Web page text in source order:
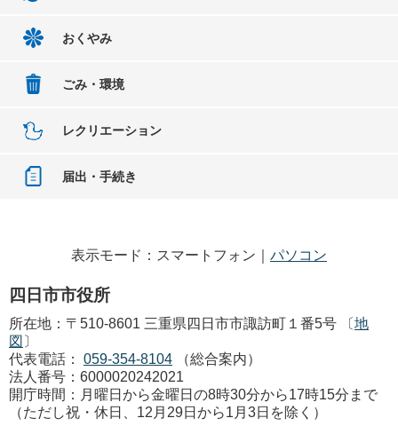
おくやみ
ごみ・環境
レクリエーション
届出・手続き
表示モード：スマートフォン｜ パソコン
四日市市役所
所在地：〒510-8601 三重県四日市市諏訪町１番5号 〔地
図 〕
代表電話：
059-354-8104
（総合案内）
法人番号：6000020242021
開庁時間：月曜日から金曜日の8時30分から17時15分まで
（ただし祝・休日、12月29日から1月3日を除く）